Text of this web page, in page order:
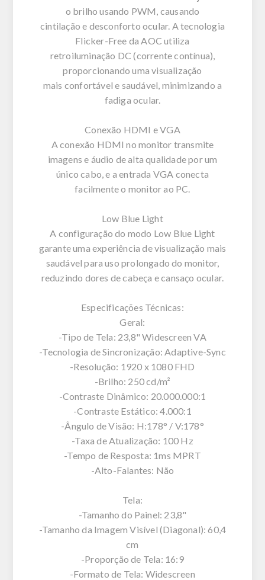
o brilho usando PWM, causando
cintilação e desconforto ocular. A tecnologia
Flicker-Free da AOC utiliza
retroiluminação DC (corrente contínua),
proporcionando uma visualização
mais confortável e saudável, minimizando a
fadiga ocular.
Conexão HDMI e VGA
A conexão HDMI no monitor transmite
imagens e áudio de alta qualidade por um
único cabo, e a entrada VGA conecta
facilmente o monitor ao PC.
Low Blue Light
A configuração do modo Low Blue Light
garante uma experiência de visualização mais
saudável para uso prolongado do monitor,
reduzindo dores de cabeça e cansaço ocular.
Especificações Técnicas:
Geral:
-Tipo de Tela: 23,8" Widescreen VA
-Tecnologia de Sincronização: Adaptive-Sync
-Resolução: 1920 x 1080 FHD
-Brilho: 250 cd/m²
-Contraste Dinâmico: 20.000.000:1
-Contraste Estático: 4.000:1
-Ângulo de Visão: H:178° / V:178°
-Taxa de Atualização: 100 Hz
-Tempo de Resposta: 1ms MPRT
-Alto-Falantes: Não
Tela:
-Tamanho do Painel: 23,8"
-Tamanho da Imagem Visível (Diagonal): 60,4
cm
-Proporção de Tela: 16:9
-Formato de Tela: Widescreen